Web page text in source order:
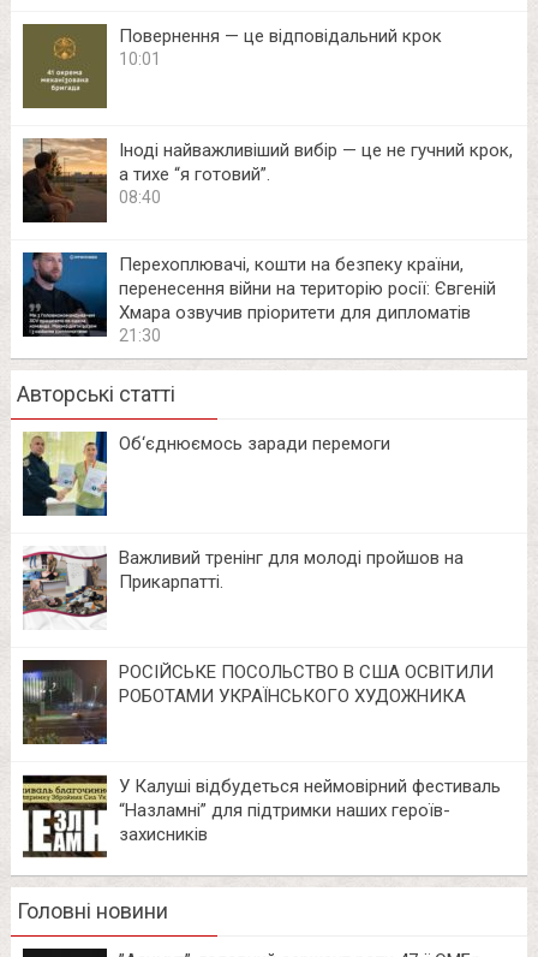
Повернення — це відповідальний крок
10:01
Іноді найважливіший вибір — це не гучний крок,
а тихе “я готовий”.
08:40
Перехоплювачі, кошти на безпеку країни,
перенесення війни на територію росії: Євгеній
Хмара озвучив пріоритети для дипломатів
21:30
Авторські статті
Об‘єднюємось заради перемоги
Важливий тренінг для молоді пройшов на
Прикарпатті.
РОСІЙСЬКЕ ПОСОЛЬСТВО В США ОСВІТИЛИ
РОБОТАМИ УКРАЇНСЬКОГО ХУДОЖНИКА
У Калуші відбудеться неймовірний фестиваль
“Назламні” для підтримки наших героїв-
захисників
Головні новини